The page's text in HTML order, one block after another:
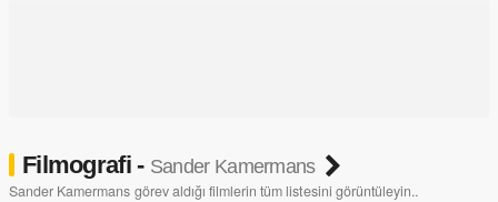
Filmografi - Sander Kamermans
Sander Kamermans görev aldığı filmlerin tüm listesini görüntüleyin..